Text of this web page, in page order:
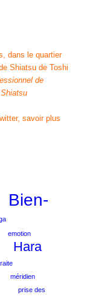
dans le quartier
Shiatsu de Toshi
de
, savoir plus
Bien-
emotion
Hara
méridien
prise des